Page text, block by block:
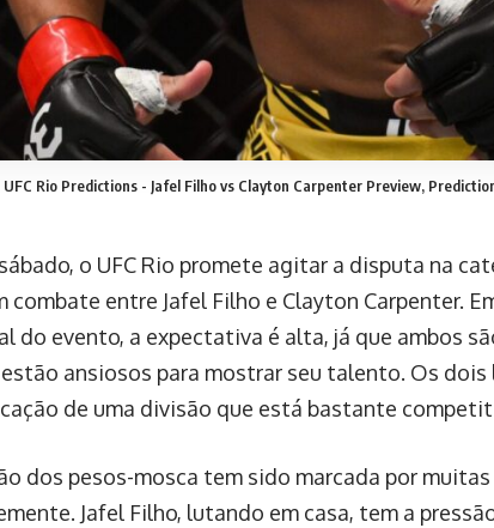
UFC Rio Predictions - Jafel Filho vs Clayton Carpenter Preview,
o UFC Rio promete agitar a disputa na
combate entre Jafel Filho e Clayton Carpenter.
do evento, a expectativa é alta, já que ambos
ansiosos para mostrar seu talento. Os
de uma divisão que está bastante
dos pesos-mosca tem sido marcada por
Jafel Filho, lutando em casa, tem a